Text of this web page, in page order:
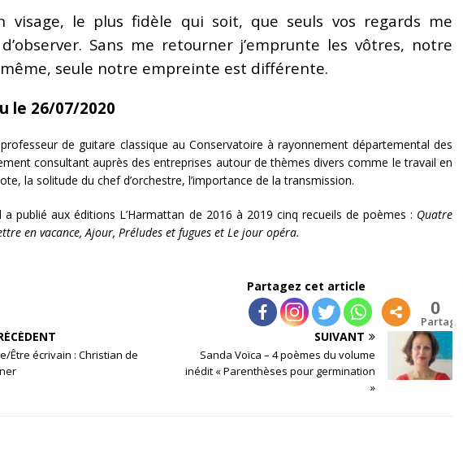
visage, le plus fidèle qui soit, que seuls vos regards me
Sans me retourner j’emprunte les vôtres, notre
seule notre empreinte est différente.
le 26/07/2020
de guitare classique au Conservatoire à rayonnement départemental des
consultant auprès des entreprises autour de thèmes divers comme le travail en
la solitude du chef d’orchestre, l’importance de la transmission.
a publié aux éditions L’Harmattan de 2016 à 2019 cinq recueils de poèmes : Quatre
en vacance, Ajour, Préludes et fugues et Le jour opéra.
Partagez cet article
0
Partages
Être écrivain : Christian de
SUIVANT
Sanda Voïca – 4 poèmes du volume
inédit « Parenthèses pour germination
»